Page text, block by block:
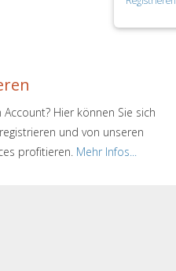
Account? Hier können Sie sich
registrieren und von unseren
profitieren. Mehr Infos...